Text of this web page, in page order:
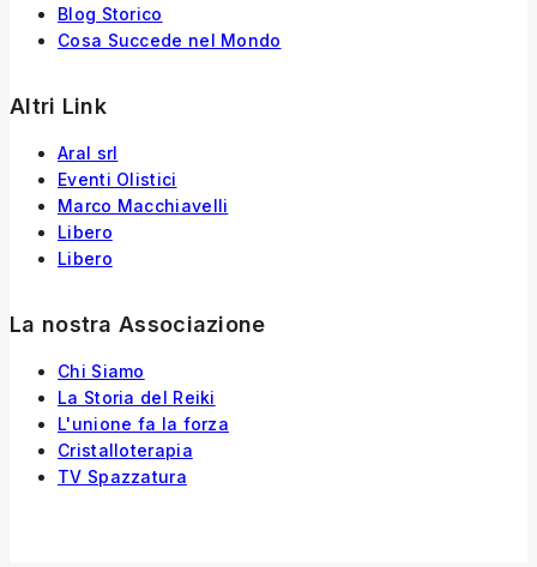
Blog Storico
Cosa Succede nel Mondo
Altri Link
Aral srl
Eventi Olistici
Marco Macchiavelli
Libero
Libero
La nostra Associazione
Chi Siamo
La Storia del Reiki
L'unione fa la forza
Cristalloterapia
TV Spazzatura